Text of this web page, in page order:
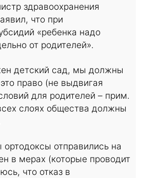
здравоохранения
что при
«ребенка надо
от родителей».
детский сад, мы должны
право (не выдвигая
для родителей – прим.
слоях общества должны
отправились на
в мерах (которые проводит
что отказ в